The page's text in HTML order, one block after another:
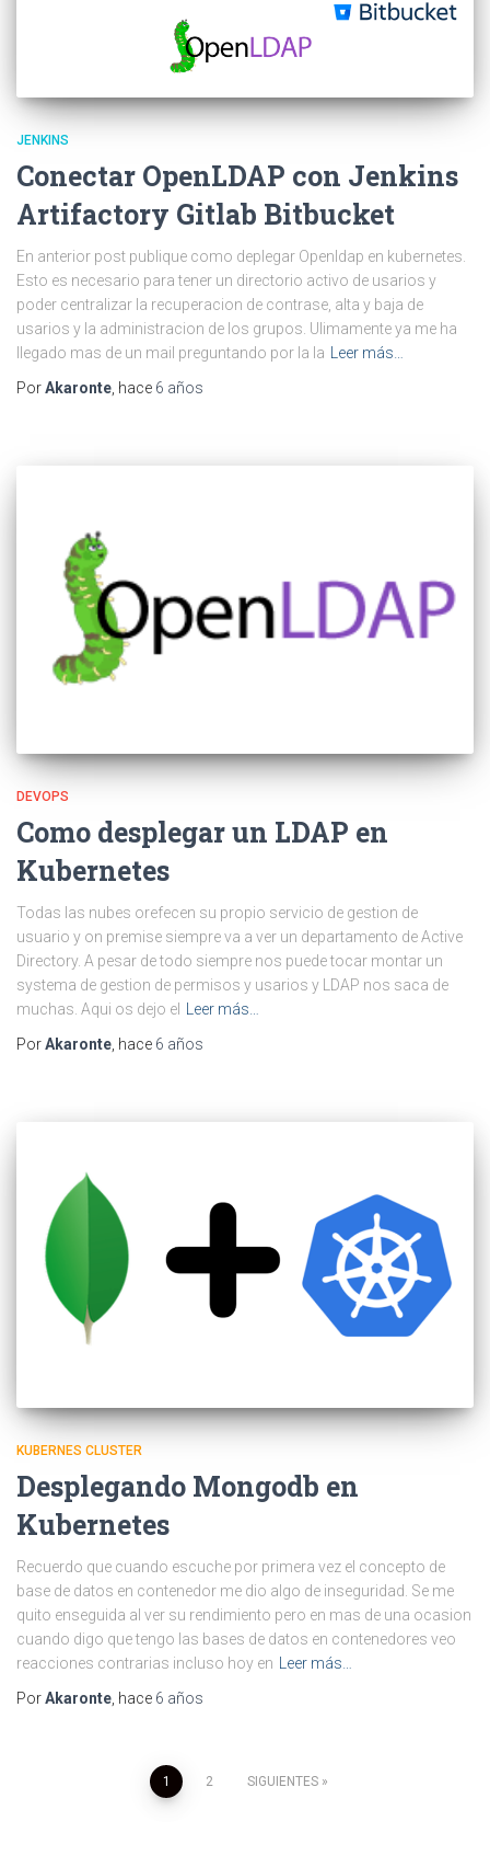
JENKINS
Conectar OpenLDAP con Jenkins
Artifactory Gitlab Bitbucket
En anterior post publique como deplegar Openldap en kubernetes.
Esto es necesario para tener un directorio activo de usarios y
poder centralizar la recuperacion de contrase, alta y baja de
usarios y la administracion de los grupos. Ulimamente ya me ha
llegado mas de un mail preguntando por la la
Leer más…
PorAkaronte , hace 6 años
DEVOPS
Como desplegar un LDAP en
Kubernetes
Todas las nubes orefecen su propio servicio de gestion de
usuario y on premise siempre va a ver un departamento de Active
Directory. A pesar de todo siempre nos puede tocar montar un
systema de gestion de permisos y usarios y LDAP nos saca de
muchas. Aqui os dejo el Leer más…
PorAkaronte , hace 6 años
KUBERNES CLUSTER
Desplegando Mongodb en
Kubernetes
Recuerdo que cuando escuche por primera vez el concepto de
base de datos en contenedor me dio algo de inseguridad. Se me
quito enseguida al ver su rendimiento pero en mas de una ocasion
cuando digo que tengo las bases de datos en contenedores veo
reacciones contrarias incluso hoy en
Leer más…
PorAkaronte , hace 6 años
Paginación
1 2 SIGUIENTES